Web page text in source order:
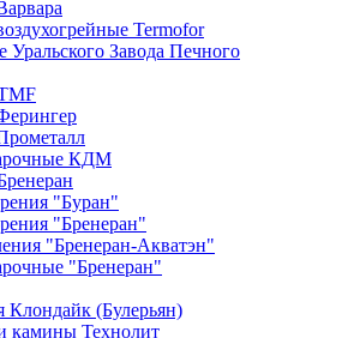
Termofor
Уральского Завода Печного
КДМ
"Буран"
"Бренеран"
"Бренеран-Акватэн"
"Бренеран"
Клондайк (Булерьян)
камины Технолит